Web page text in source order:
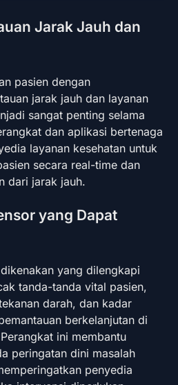
Jarak Jauh dan
pasien dengan
jarak jauh dan layanan
sangat penting selama
dan aplikasi bertenaga
layanan kesehatan untuk
secara real-time dan
dari jarak jauh.
yang Dapat
yang dilengkapi
tanda-tanda vital pasien,
darah, dan kadar
berkelanjutan di
ini membantu
peringatan dini masalah
penyedia